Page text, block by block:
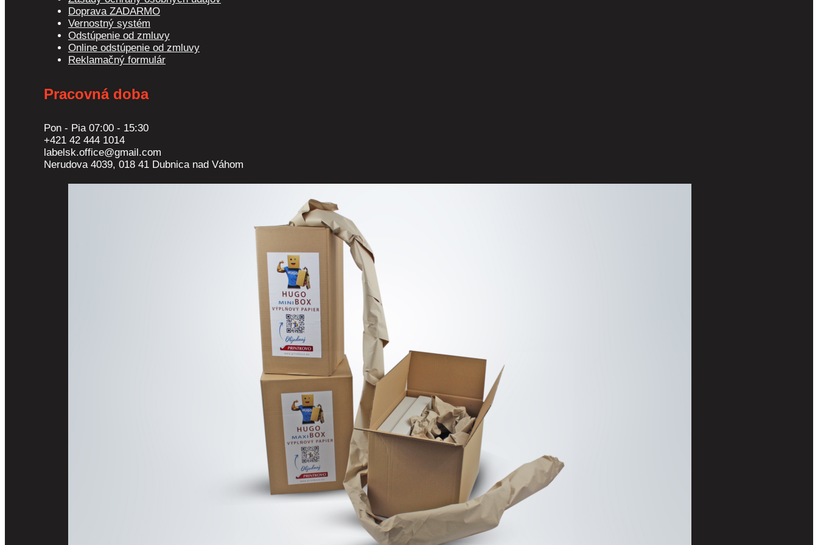
Doprava ZADARMO
Vernostný systém
Odstúpenie od zmluvy
Online odstúpenie od zmluvy
Reklamačný formulár
Pracovná doba
Pon - Pia 07:00 - 15:30
+421 42 444 1014
labelsk.office@gmail.com
Nerudova 4039, 018 41 Dubnica nad Váhom